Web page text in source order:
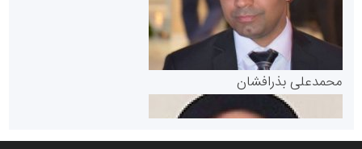
پایگاه خبری گفتمان یزد
محمدعلی بذرافشان